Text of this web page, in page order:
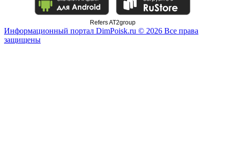
Refers AT2group
Информационный портал DimPoisk.ru © 2026 Все права
защищены